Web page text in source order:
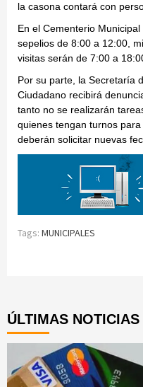
la casona contará con
En el Cementerio
sepelios de 8:00 a 12:00,
visitas serán de 7:00 a
Por su parte, la Secretaría
Ciudadano recibirá
tanto no se realizarán
quienes tengan turnos
deberán solicitar nuevas
Tags: MUNICIPALES
ÚLTIMAS NOTICIAS